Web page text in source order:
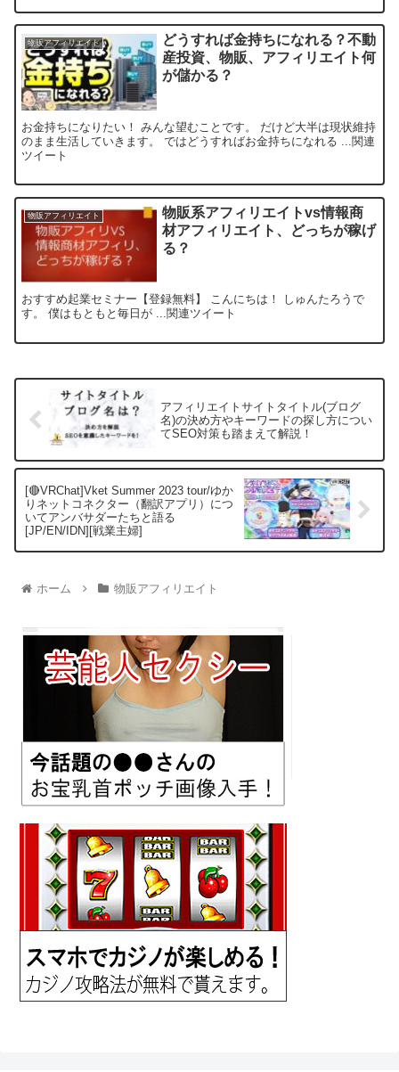
物販アフィリエイト
どうすれば金持ちになれる？不動
産投資、物販、アフィリエイト何
が儲かる？
お金持ちになりたい！ みんな望むことです。 だけど大半は現状維持
のまま生活していきます。 ではどうすればお金持ちになれる ...関連
ツイート
物販アフィリエイト
物販系アフィリエイトvs情報商
材アフィリエイト、どっちが稼げ
る？
おすすめ起業セミナー【登録無料】 こんにちは！ しゅんたろうで
す。 僕はもともと毎日が ...関連ツイート
アフィリエイトサイトタイトル(ブログ
名)の決め方やキーワードの探し方につい
てSEO対策も踏まえて解説！
[🔴VRChat]Vket Summer 2023 tour/ゆか
りネットコネクター（翻訳アプリ）につ
いてアンバサダーたちと語る
[JP/EN/IDN][戦業主婦]
ホーム 物販アフィリエイト